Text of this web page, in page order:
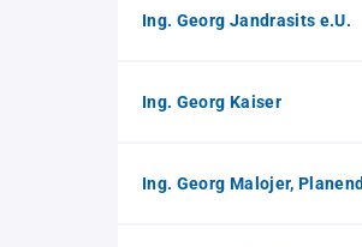
Ing. Georg Jandrasits e.U.
Ing. Georg Kaiser
Ing. Georg Malojer,